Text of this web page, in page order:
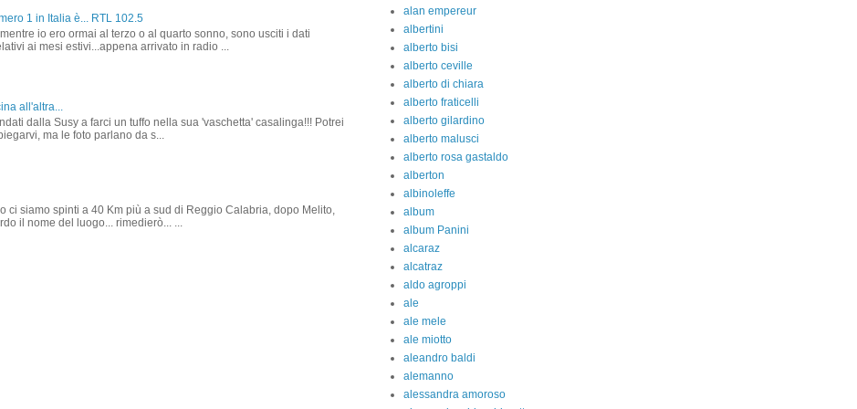
1 in Italia è... RTL 102.5
io ero ormai al terzo o al quarto sonno, sono usciti i dati
ai mesi estivi...appena arrivato in radio ...
all'altra...
dalla Susy a farci un tuffo nella sua 'vaschetta' casalinga!!! Potrei
ma le foto parlano da s...
ci siamo spinti a 40 Km più a sud di Reggio Calabria, dopo Melito,
il nome del luogo... rimedierò... ...
alan empereur
albertini
alberto bisi
alberto ceville
alberto di chiara
alberto fraticelli
alberto gilardino
alberto malusci
alberto rosa gastaldo
alberton
albinoleffe
album
album Panini
alcaraz
alcatraz
aldo agroppi
ale
ale mele
ale miotto
aleandro baldi
alemanno
alessandra amoroso